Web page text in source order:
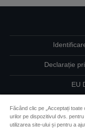
Declarație
EU
Făcând clic pe „Acceptați
urilor pe dispozitivul dvs.
utilizarea site-ului și pentru a